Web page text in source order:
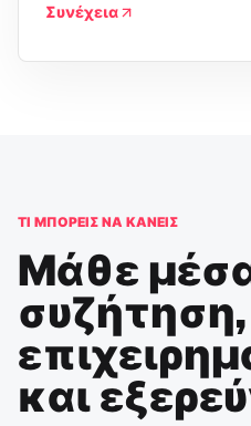
Συνέχεια
ΤΙ ΜΠΟΡΕΊΣ ΝΑ ΚΆΝΕΙΣ
Μάθε
και